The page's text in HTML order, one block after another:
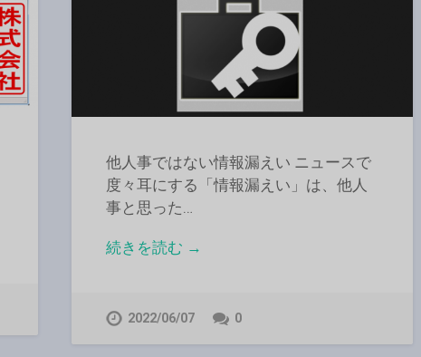
他人事ではない情報漏えい ニュースで
度々耳にする「情報漏えい」は、他人
事と思った…
続きを読む →
2022/06/07 0